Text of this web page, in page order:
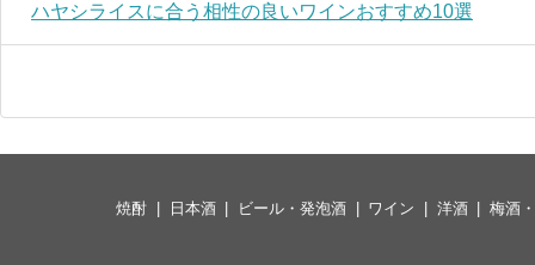
ハヤシライスに合う相性の良いワインおすすめ10選
焼酎 日本酒 ビール・発泡酒 ワイン 洋酒 梅酒